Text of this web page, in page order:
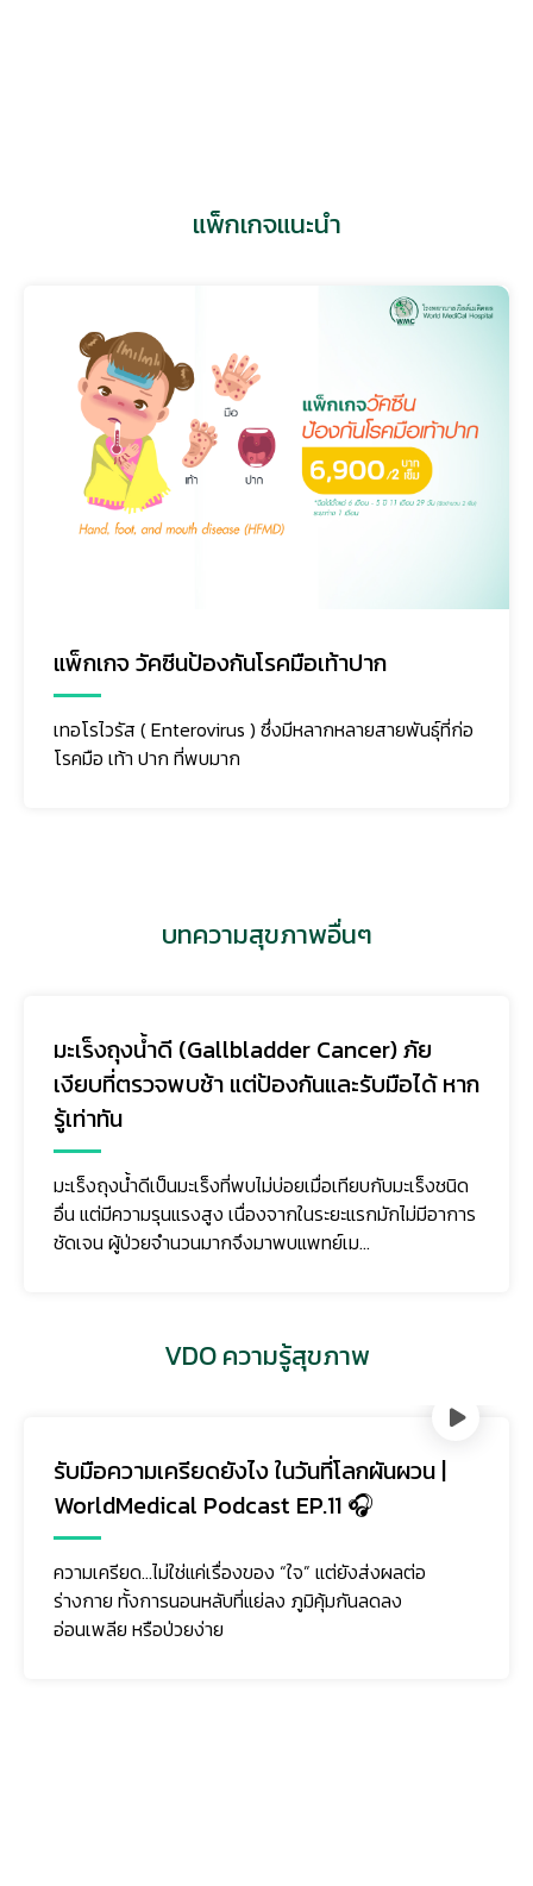
แพ็กเกจแนะนำ
แพ็กเกจ วัคซีนป้องกันโรคมือเท้าปาก
เทอโรไวรัส ( Enterovirus ) ซึ่งมีหลากหลายสายพันธุ์ที่ก่อ
โรคมือ เท้า ปาก ที่พบมาก
บทความสุขภาพอื่นๆ
มะเร็งถุงน้ำดี (Gallbladder Cancer) ภัย
เงียบที่ตรวจพบช้า แต่ป้องกันและรับมือได้ หาก
รู้เท่าทัน
มะเร็งถุงน้ำดีเป็นมะเร็งที่พบไม่บ่อยเมื่อเทียบกับมะเร็งชนิด
อื่น แต่มีความรุนแรงสูง เนื่องจากในระยะแรกมักไม่มีอาการ
ชัดเจน ผู้ป่วยจำนวนมากจึงมาพบแพทย์เม...
VDO ความรู้สุขภาพ
รับมือความเครียดยังไง ในวันที่โลกผันผวน |
WorldMedical Podcast EP.11 🎧
ความเครียด…ไม่ใช่แค่เรื่องของ “ใจ” แต่ยังส่งผลต่อ
ร่างกาย ทั้งการนอนหลับที่แย่ลง ภูมิคุ้มกันลดลง
อ่อนเพลีย หรือป่วยง่าย